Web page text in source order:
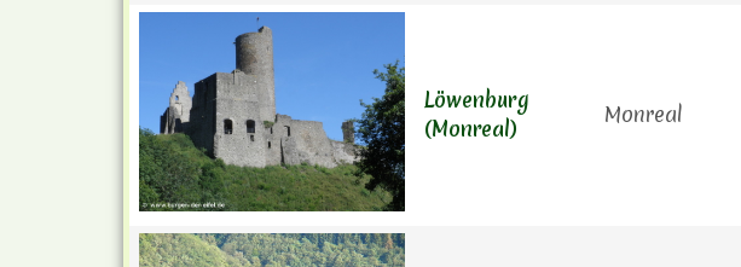
Löwenburg
(Monreal)
Monreal